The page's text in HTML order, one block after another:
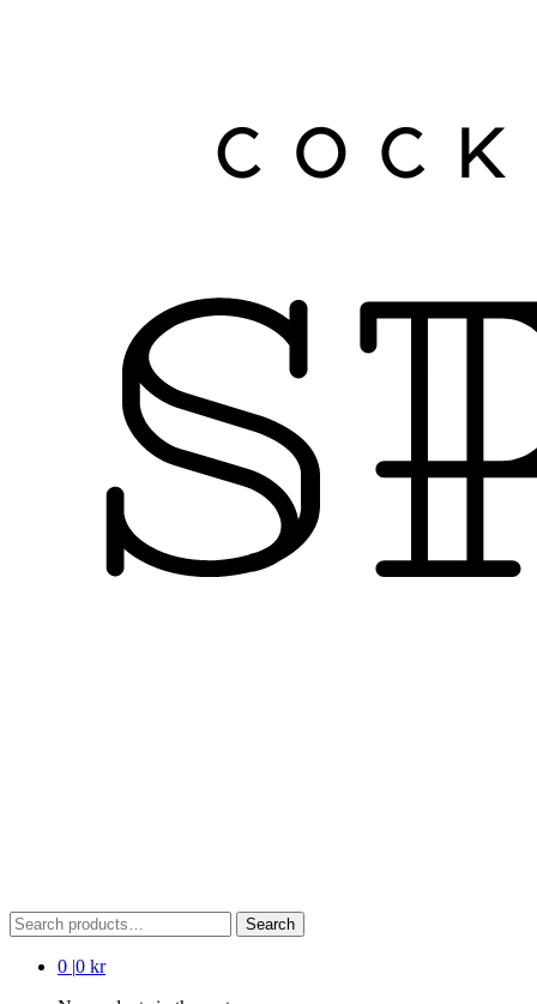
Search
for:
Search
0 |0 kr